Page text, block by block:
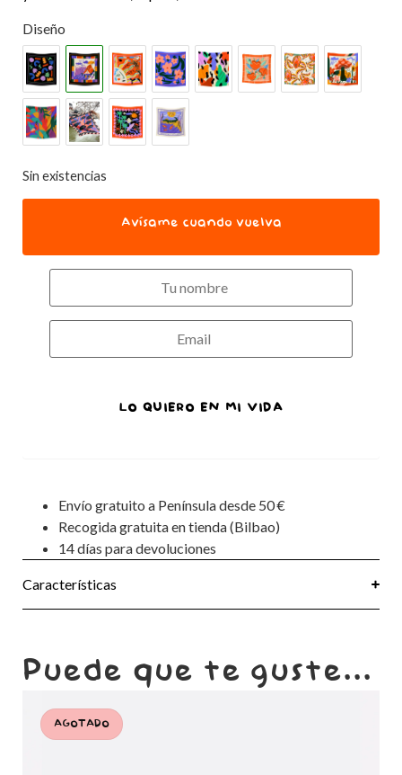
Diseño
Sin existencias
Avísame cuando vuelva
LO QUIERO EN MI VIDA
Envío gratuito a Península desde 50 €
Recogida gratuita en tienda (Bilbao)
14 días para devoluciones
Características
Puede que te guste...
AGOTADO